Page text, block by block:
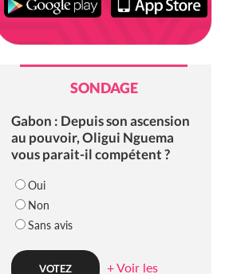
SONDAGE
Gabon : Depuis son ascension
au pouvoir, Oligui Nguema
vous parait-il compétent ?
Oui
Non
Sans avis
+ Voir les